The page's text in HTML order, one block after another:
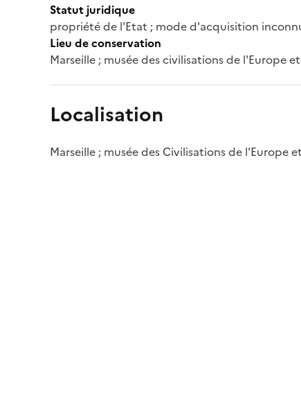
Statut juridique
propriété de l'Etat ; mode d'acquisition
Lieu de conservation
Marseille ; musée des civilisations de l'Europe
Localisation
Marseille ; musée des Civilisations de l'Europe